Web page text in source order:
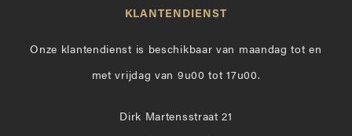
KLANTENDIENST
Onze klantendienst is beschikbaar van maandag tot en
met vrijdag van 9u00 tot 17u00.
Dirk Martensstraat 21